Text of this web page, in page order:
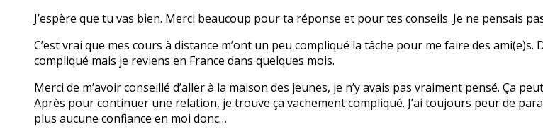
J’espère que tu vas bien. Merci beaucoup pour ta réponse et pour tes conseils. Je ne pensais
C’est vrai que mes cours à distance m’ont un peu compliqué la tâche pour me faire des ami(e)s.
compliqué mais je reviens en France dans quelques mois.
Merci de m’avoir conseillé d’aller à la maison des jeunes, je n’y avais pas vraiment pensé. Ça
Après pour continuer une relation, je trouve ça vachement compliqué. J’ai toujours peur de
plus aucune confiance en moi donc…